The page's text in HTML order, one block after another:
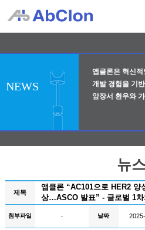
NEWS
앱클론은 혁신적
개발 경험을 기
앞장서 환우와
뉴
제목
앱클론 “AC101으로 HER2
상…ASCO 발표” - 글로벌 1
첨부파일 - 날짜